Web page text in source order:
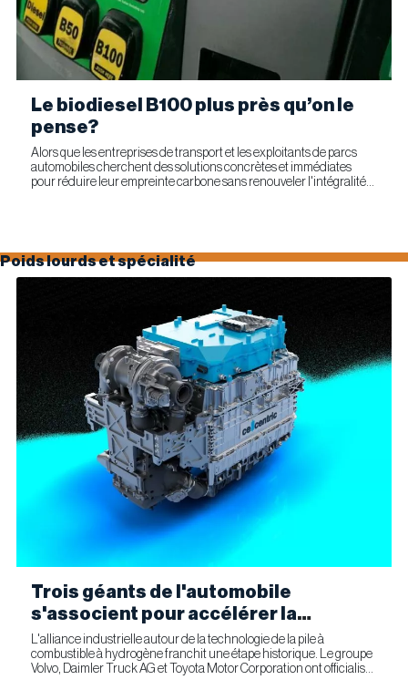
Le biodiesel B100 plus près qu’on le
pense?
Alors que les entreprises de transport et les exploitants de parcs
automobiles cherchent des solutions concrètes et immédiates
pour réduire leur empreinte carbone sans renouveler l'intégralité
Poids lourds et spécialité
Trois géants de l'automobile
s'associent pour accélérer la
fabrication industrielle de piles à
combustible pour le transport
commercial
L'alliance industrielle autour de la technologie de la pile à
combustible à hydrogène franchit une étape historique. Le groupe
Volvo, Daimler Truck AG et Toyota Motor Corporation ont officialisé